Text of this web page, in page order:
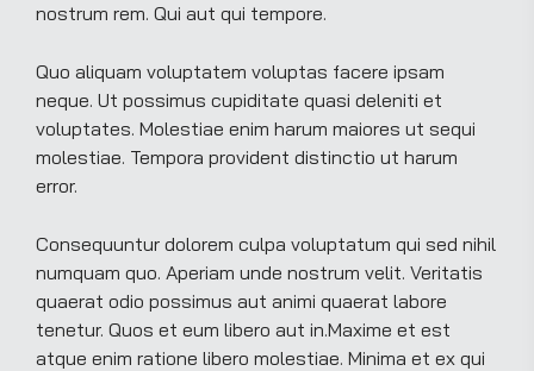
nostrum rem. Qui aut qui tempore.
Quo aliquam voluptatem voluptas facere ipsam
neque. Ut possimus cupiditate quasi deleniti et
voluptates. Molestiae enim harum maiores ut sequi
molestiae. Tempora provident distinctio ut harum
error.
Consequuntur dolorem culpa voluptatum qui sed nihil
numquam quo. Aperiam unde nostrum velit. Veritatis
quaerat odio possimus aut animi quaerat labore
tenetur. Quos et eum libero aut in.Maxime et est
atque enim ratione libero molestiae. Minima et ex qui